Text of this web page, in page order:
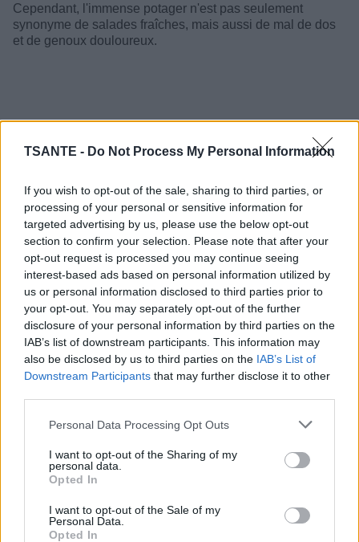
TSANTE - Do Not Process My Personal Information
If you wish to opt-out of the sale, sharing to third parties, or
processing of your personal or sensitive information for
targeted advertising by us, please use the below opt-out
section to confirm your selection. Please note that after your
opt-out request is processed you may continue seeing
interest-based ads based on personal information utilized by
us or personal information disclosed to third parties prior to
your opt-out. You may separately opt-out of the further
disclosure of your personal information by third parties on the
IAB’s list of downstream participants. This information may
also be disclosed by us to third parties on the IAB’s List of
Downstream Participants that may further disclose it to other
Personal Data Processing Opt Outs
I want to opt-out of the Sharing of my
personal data.
Opted In
I want to opt-out of the Sale of my
Personal Data.
Opted In
Cependant, l'immense potager n'est pas seulement
synonyme de salades fraîches, mais aussi de mal de dos
et de genoux douloureux.
Travailler dans un jardin n'est pas vraiment relaxant, mais
un superbe espace vert peut devenir la fierté d'un jardinier.
Si tu as besoin de quelques nouvelles idées pour
concevoir ton jardin parfait de maison de campagne, voici
deux pour l'arrosage que tu vas vouloir tester tout de suite !
Tout le monde peut créer un jardin magnifique et prendre
du plaisir à s'en occuper.